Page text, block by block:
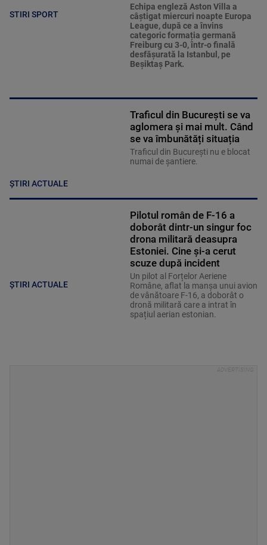
STIRI SPORT
Echipa engleză Aston Villa a
câștigat miercuri noapte Europa
League, după ce a învins
categoric formația germană
Freiburg cu 3-0, într-o finală
desfășurată la Istanbul, pe
Beșiktaș Park.
ȘTIRI ACTUALE
Traficul din București se va
aglomera și mai mult. Când
se va îmbunătăți situația
Traficul din București nu e blocat
numai de șantiere.
ȘTIRI ACTUALE
Pilotul român de F-16 a
doborât dintr-un singur foc
drona militară deasupra
Estoniei. Cine și-a cerut
scuze după incident
Un pilot al Forțelor Aeriene
Române, aflat la manșa unui avion
de vânătoare F-16, a doborât o
dronă militară care a intrat în
spațiul aerian estonian.